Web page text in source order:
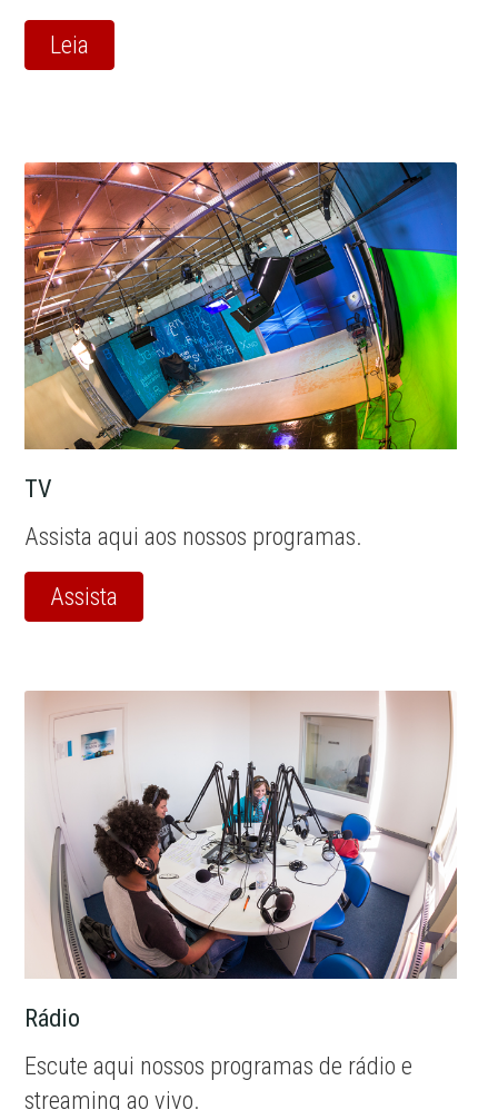
Leia
TV
Assista aqui aos nossos programas.
Assista
Rádio
Escute aqui nossos programas de rádio e
streaming ao vivo.